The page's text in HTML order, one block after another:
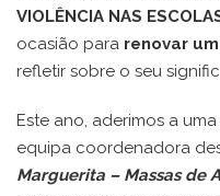
VIOLÊNCIA NAS
ocasião para renovar
refletir sobre o seu
Este ano, aderimos a
equipa coordenadora
Marguerita – Massas de